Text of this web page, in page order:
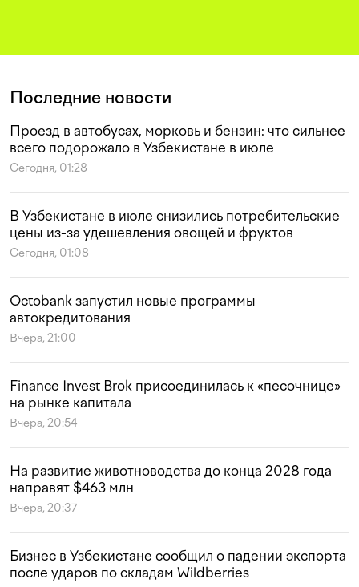
Последние новости
Проезд в автобусах, морковь и бензин: что сильнее
всего подорожало в Узбекистане в июле
Сегодня, 01:28
В Узбекистане в июле снизились потребительские
цены из-за удешевления овощей и фруктов
Сегодня, 01:08
Octobank запустил новые программы
автокредитования
Вчера, 21:00
Finance Invest Brok присоединилась к «песочнице»
на рынке капитала
Вчера, 20:54
На развитие животноводства до конца 2028 года
направят $463 млн
Вчера, 20:37
Бизнес в Узбекистане сообщил о падении экспорта
после ударов по складам Wildberries